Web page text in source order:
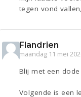
tegen vond
Flandrien
maandag 11 mei
Blij met een
Volgende is een